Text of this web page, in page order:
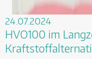
24.07.2024
HVO100 im